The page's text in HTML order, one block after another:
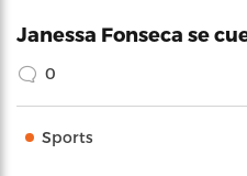
Janessa Fonseca se
0
Sports